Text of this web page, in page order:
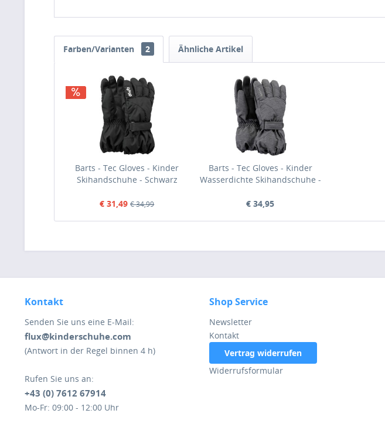
Farben/Varianten 2 Ähnliche Artikel
Barts - Tec Gloves - Kinder
Skihandschuhe - Schwarz
€ 31,49 € 34,99
Barts - Tec Gloves - Kinder
Wasserdichte Skihandschuhe -
€ 34,95
Kontakt
Senden Sie uns eine E-Mail:
flux@kinderschuhe.com
(Antwort in der Regel binnen 4 h)
Rufen Sie uns an:
+43 (0) 7612 67914
Mo-Fr: 09:00 - 12:00 Uhr
Shop Service
Newsletter
Kontakt
Vertrag widerrufen
Widerrufsformular